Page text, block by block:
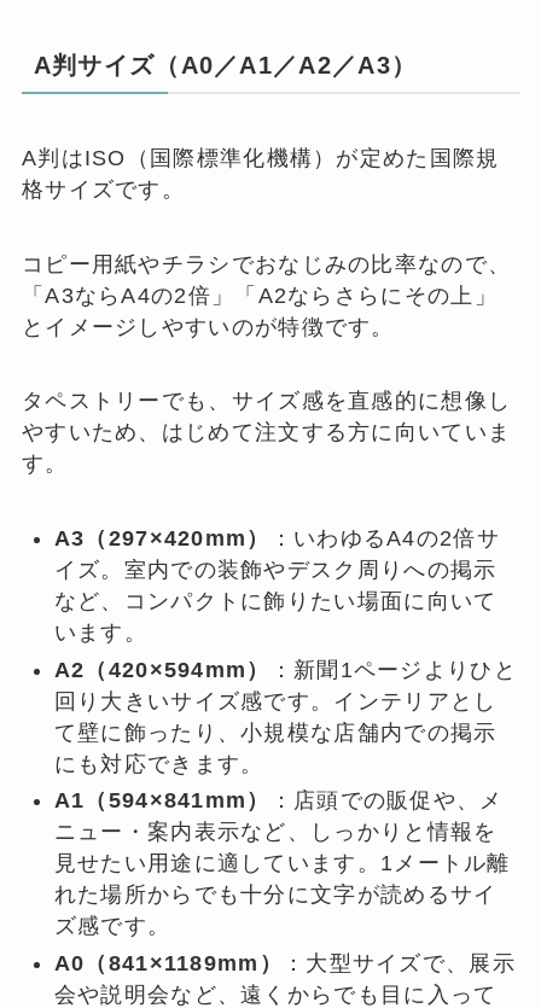
A判サイズ（A0／A1／A2／A3）
A判はISO（国際標準化機構）が定めた国際規
格サイズです。
コピー用紙やチラシでおなじみの比率なので、
「A3ならA4の2倍」「A2ならさらにその上」
とイメージしやすいのが特徴です。
タペストリーでも、サイズ感を直感的に想像し
やすいため、はじめて注文する方に向いていま
す。
A3（297×420mm）
：いわゆるA4の2倍サ
イズ。室内での装飾やデスク周りへの掲示
など、コンパクトに飾りたい場面に向いて
います。
A2（420×594mm）
：新聞1ページよりひと
回り大きいサイズ感です。インテリアとし
て壁に飾ったり、小規模な店舗内での掲示
にも対応できます。
A1（594×841mm）
：店頭での販促や、メ
ニュー・案内表示など、しっかりと情報を
見せたい用途に適しています。1メートル離
れた場所からでも十分に文字が読めるサイ
ズ感です。
A0（841×1189mm）
：大型サイズで、展示
会や説明会など、遠くからでも目に入って